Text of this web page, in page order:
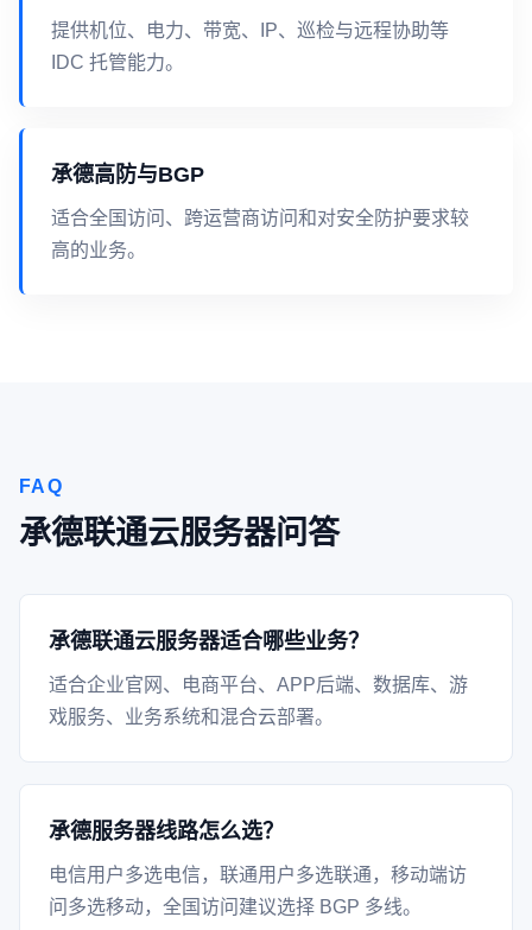
提供机位、电力、带宽、IP、巡检与远程协助等
IDC 托管能力。
承德高防与BGP
适合全国访问、跨运营商访问和对安全防护要求较
高的业务。
FAQ
承德联通云服务器问答
承德联通云服务器适合哪些业务？
适合企业官网、电商平台、APP后端、数据库、游
戏服务、业务系统和混合云部署。
承德服务器线路怎么选？
电信用户多选电信，联通用户多选联通，移动端访
问多选移动，全国访问建议选择 BGP 多线。